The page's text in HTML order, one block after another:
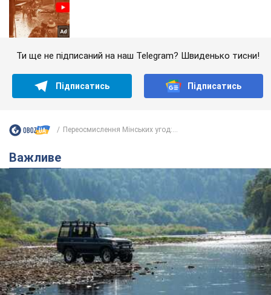
Ти ще не підписаний на наш Telegram? Швиденько тисни!
Підписатись Підписатись
Переосмислення Мінських угод:...
Важливе